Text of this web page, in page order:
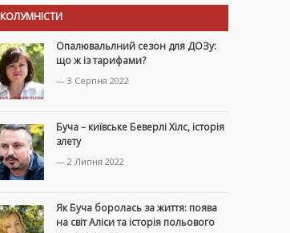
КОЛУМНІСТИ
Опалювальлний сезон для ДОЗу:
що ж із тарифами?
— 3 Серпня 2022
Буча – київське Беверлі Хілс, історія
злету
— 2 Липня 2022
Як Буча боролась за життя: поява
на світ Аліси та історія польового